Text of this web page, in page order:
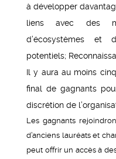
à développer
liens avec des
d’écosystèmes et
potentiels;
Il y aura au moins
final de gagnants
discrétion de
Les gagnants
d’anciens lauréats et
peut offrir un accès à